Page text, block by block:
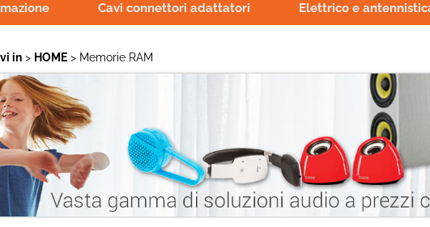
il
poi
Cavi connettori adattatori Elettrico e
in HOME Memorie RAM